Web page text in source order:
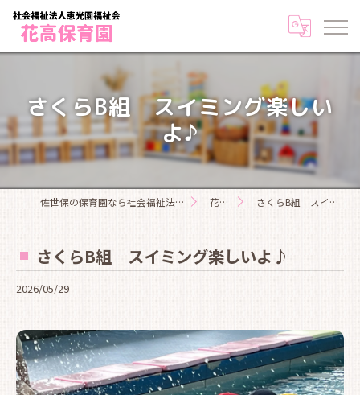
さくらB組 スイミング楽しい
よ♪
佐世保の保育園なら社会福祉法人恵光園福祉会花高保育園 花高日記 さくらB組 スイミング楽しいよ♪
さくらB組 スイミング楽しいよ♪
2026/05/29